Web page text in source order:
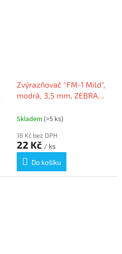
Zvýrazňovač "FM-1 Mild",
modrá, 3,5 mm, ZEBRA
Skladem (>5 ks)
18 Kč bez DPH
22 Kč / ks
Do košíku